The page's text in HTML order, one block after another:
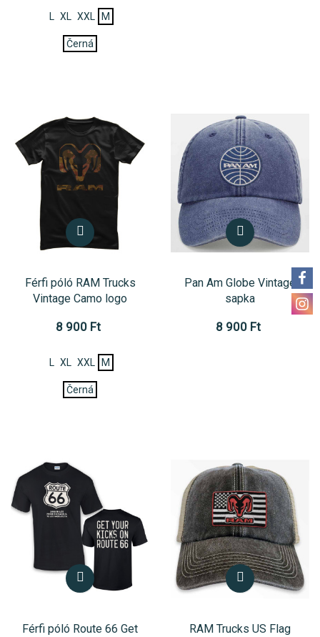
L XL XXL M
Černá
Férfi póló RAM Trucks
Vintage Camo logo
8 900 Ft
L XL XXL M
Černá
Pan Am Globe Vintage
sapka
8 900 Ft
Férfi póló Route 66 Get
RAM Trucks US Flag